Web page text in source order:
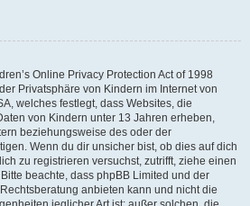
Online Privacy Protection Act of 1998
Privatsphäre von Kindern im Internet von
welches festlegt, dass Websites, die
von Kindern unter 13 Jahren erheben,
beziehungsweise des oder der
Wenn du dir unsicher bist, ob dies auf dich
zu registrieren versuchst, zutrifft, ziehe einen
beachte, dass phpBB Limited und der
anbieten kann und nicht die